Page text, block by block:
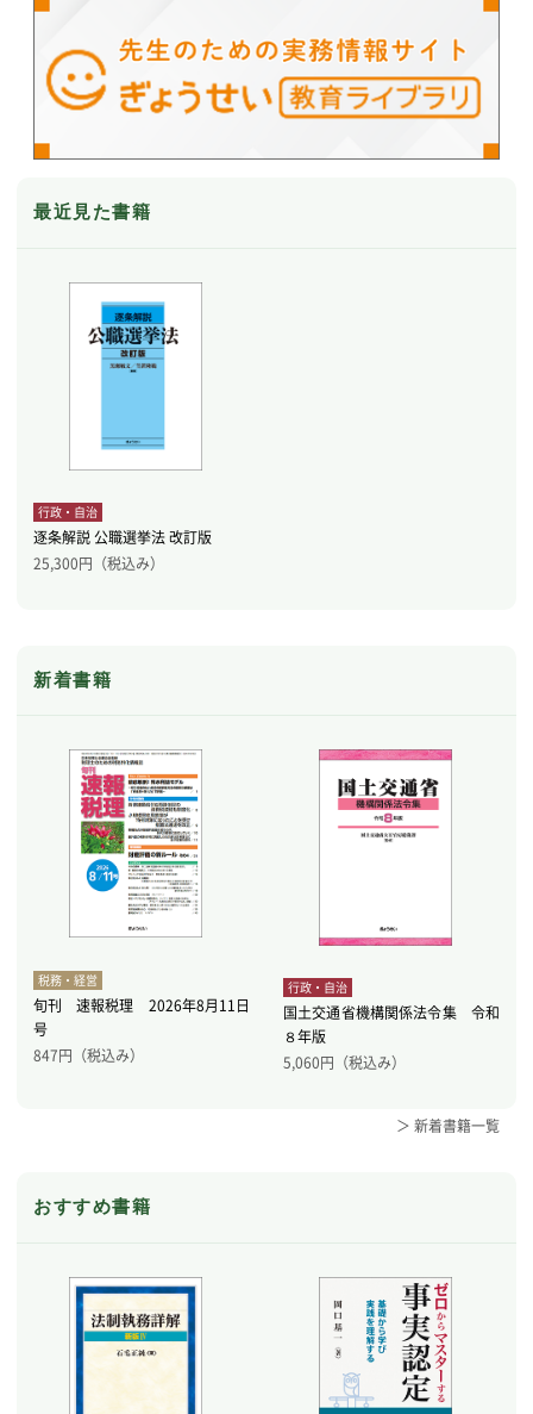
最近見た書籍
行政・自治
逐条解説 公職選挙法 改訂版
25,300円（税込み）
新着書籍
税務・経営
旬刊 速報税理 2026年8月11日
号
847円（税込み）
行政・自治
国土交通省機構関係法令集 令和
８年版
5,060円（税込み）
＞ 新着書籍一覧
おすすめ書籍